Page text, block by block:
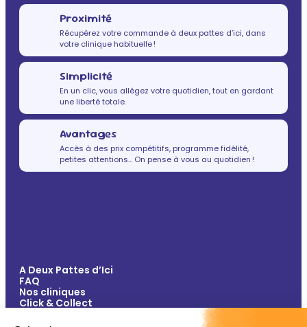
Proximité
Récupérez votre commande à deux pattes d’ici, dans
votre clinique habituelle !
Simplicité
En un clic, vous allégez votre quotidien, tout en gardant
une liberté totale.
Avantages
Accès à des prix compétitifs, programme fidélité,
petites attentions… On pense à vous au quotidien !
A Deux Pattes d’Ici
FAQ
Nos cliniques
Click & Collect